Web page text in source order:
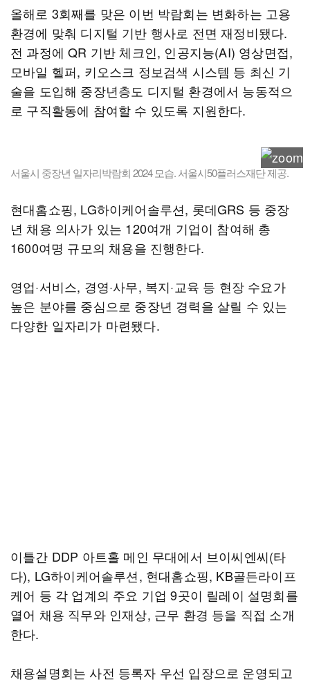
올해로 3회째를 맞은 이번 박람회는 변화하는 고용
환경에 맞춰 디지털 기반 행사로 전면 재정비됐다.
전 과정에 QR 기반 체크인, 인공지능(AI) 영상면접,
모바일 헬퍼, 키오스크 정보검색 시스템 등 최신 기
술을 도입해 중장년층도 디지털 환경에서 능동적으
로 구직활동에 참여할 수 있도록 지원한다.
서울시 중장년 일자리박람회 2024 모습. 서울시50플러스재단 제공.
현대홈쇼핑, LG하이케어솔루션, 롯데GRS 등 중장
년 채용 의사가 있는 120여개 기업이 참여해 총
1600여명 규모의 채용을 진행한다.
영업·서비스, 경영·사무, 복지·교육 등 현장 수요가
높은 분야를 중심으로 중장년 경력을 살릴 수 있는
다양한 일자리가 마련됐다.
이틀간 DDP 아트홀 메인 무대에서 브이씨엔씨(타
다), LG하이케어솔루션, 현대홈쇼핑, KB골든라이프
케어 등 각 업계의 주요 기업 9곳이 릴레이 설명회를
열어 채용 직무와 인재상, 근무 환경 등을 직접 소개
한다.
채용설명회는 사전 등록자 우선 입장으로 운영되고